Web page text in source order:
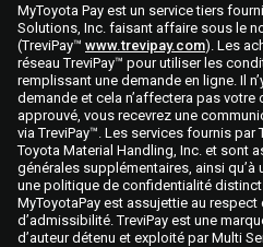
MyToyota Pay est un service tiers
Solutions, Inc. faisant affaire sous le
(TreviPay™ www.trevipay.com). Les
réseau TreviPay™ pour utiliser les
remplissant une demande en ligne. Il
demande et cela n’affectera pas
approuvé, vous recevrez une
via TreviPay™. Les services fournis
Toyota Material Handling, Inc. et sont
générales supplémentaires, ainsi
une politique de confidentialité
MyToyotaPay est assujettie au
d’admissibilité. TreviPay est une
d’auteur détenu et exploité par Multi